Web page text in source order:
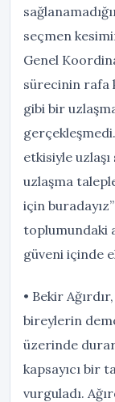
seçmen
Genel
sürecinin rafa
gibi bir
etkisiyle
uzlaşma
için
toplumundaki
güveni içinde
• Bekir
bireylerin
üzerinde
kapsayıcı bir
vurguladı.